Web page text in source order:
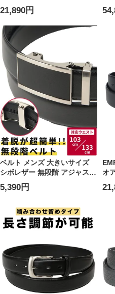
ックル＆プレートバックル
BOXベルト HB50563955
21,890円
ベ
ク
ベルト メンズ 大きいサイズ
シボレザー 無段階 アジャスタ
ーベルト B＆T CLUB (ビーア
ンドティークラブ)
5,390円
オ
リ
ル